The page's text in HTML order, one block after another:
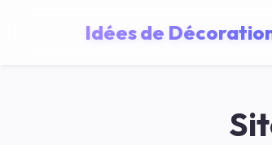
Idées de